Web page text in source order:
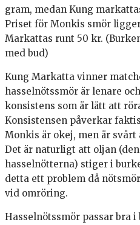
gram, medan Kung
Priset för Monkis smör
Markattas runt 50 kr.
med bud)
Kung Markatta vinner
hasselnötssmör är lenare
konsistens som är lätt att
Konsistensen påverkar
Monkis är okej, men är
Det är naturligt att oljan
hasselnötterna) stiger i
detta ett problem då
vid omröring.
Hasselnötssmör passar bra